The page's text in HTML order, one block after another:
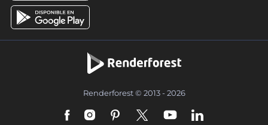
Renderforest © 2013 - 2026